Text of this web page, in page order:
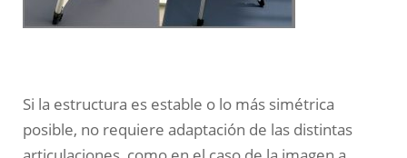
Si la estructura es estable o lo más simétrica
posible, no requiere adaptación de las distintas